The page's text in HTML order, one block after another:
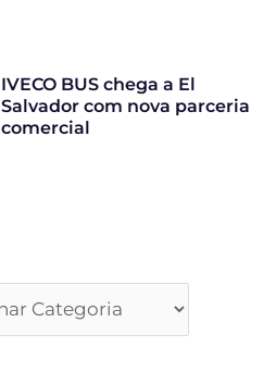
IVECO BUS chega a El
Salvador com nova parceria
comercial